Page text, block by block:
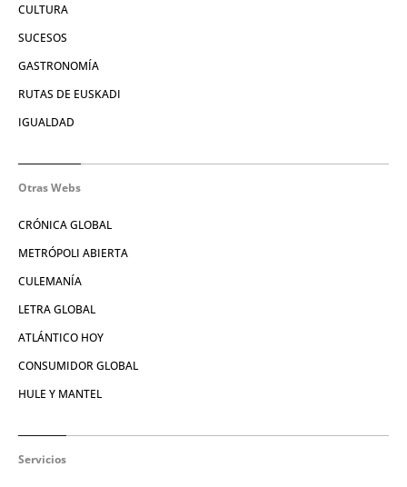
CULTURA
SUCESOS
GASTRONOMÍA
RUTAS DE EUSKADI
IGUALDAD
Otras Webs
CRÓNICA GLOBAL
METRÓPOLI ABIERTA
CULEMANÍA
LETRA GLOBAL
ATLÁNTICO HOY
CONSUMIDOR GLOBAL
HULE Y MANTEL
Servicios